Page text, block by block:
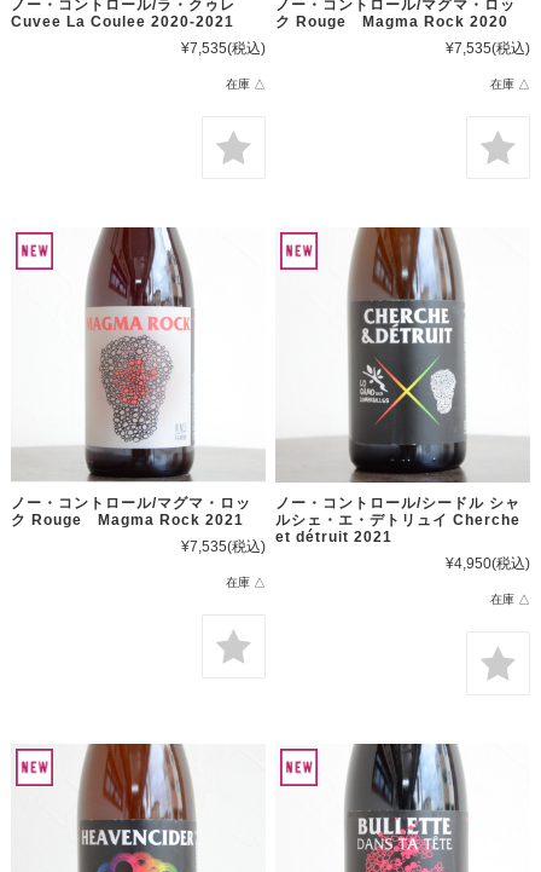
ノー・コントロール/ラ・クゥレ
Cuvee La Coulee 2020-2021
¥7,535(税込)
在庫 △
ノー・コントロール/マグマ・ロッ
ク Rouge Magma Rock 2020
¥7,535(税込)
在庫 △
ノー・コントロール/マグマ・ロッ
ク Rouge Magma Rock 2021
¥7,535(税込)
在庫 △
ノー・コントロール/シードル シャ
ルシェ・エ・デトリュイ Cherche
et détruit 2021
¥4,950(税込)
在庫 △